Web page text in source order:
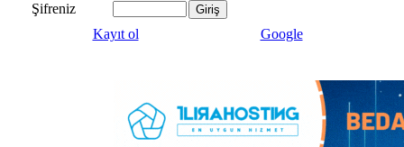
Şifreniz
Kayıt ol
Google